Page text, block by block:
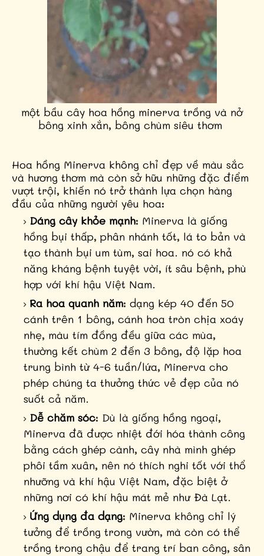
một bầu cây hoa hồng minerva trồng và nở
bông xinh xắn, bông chùm siêu thơm
Hoa hồng Minerva không chỉ đẹp về màu sắc
và hương thơm mà còn sở hữu những đặc điểm
vượt trội, khiến nó trở thành lựa chọn hàng
đầu của những người yêu hoa:
Dáng cây khỏe mạnh: Minerva là giống
hồng bụi thấp, phân nhánh tốt, lá to bản và
tạo thành bụi um tùm, sai hoa. nó có khả
năng kháng bệnh tuyệt vời, ít sâu bệnh, phù
hợp với khí hậu Việt Nam.
Ra hoa quanh năm: dạng kép 40 đến 50
cánh trên 1 bông, cánh hoa tròn chịa xoáy
nhẹ, màu tím đồng đều giữa các mùa,
thường kết chùm 2 đến 3 bông, độ lặp hoa
trung bình từ 4-6 tuần/lứa, Minerva cho
phép chúng ta thưởng thức vẻ đẹp của nó
suốt cả năm.
Dễ chăm sóc: Dù là giống hồng ngoại,
Minerva đã được nhiệt đới hóa thành công
bằng cách ghép cành, cây nhà mình ghép
phôi tầm xuân, nên nó thích nghi tốt với thổ
nhưỡng và khí hậu Việt Nam, đặc biệt ở
những nơi có khí hậu mát mẻ như Đà Lạt.
Ứng dụng đa dạng: Minerva không chỉ lý
tưởng để trồng trong vườn, mà còn có thể
trồng trong chậu để trang trí ban công, sân